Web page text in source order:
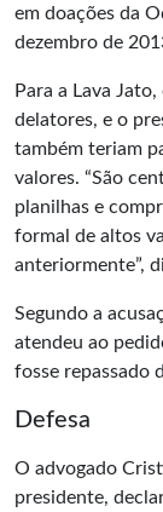
em doações da
dezembro de
Para a Lava
delatores, e o
também teriam
valores. “São
planilhas e
formal de altos
anteriormente”,
Segundo a
atendeu ao
fosse repassado
Defesa
O advogado
presidente,